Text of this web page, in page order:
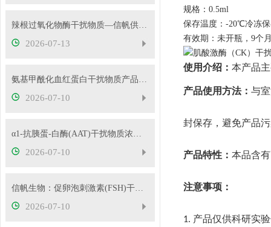
辣根过氧化物酶干扰物质—信帆供应多种浓度
2026-07-13
氨基甲酰化血红蛋白干扰物质产品使用方法
2026-07-10
α1-抗胰蛋-白酶(AAT)干扰物质浓度可根据客户要求定制
2026-07-10
信帆生物：促卵泡刺激素(FSH)干扰物质使用方法
2026-07-10
规格：0.5ml
保存温度：-20℃冷冻
有效期：未开瓶，9个
使用介绍： 本产品
产品使用方法： 与
封保存，避免产品
产品特性： 本品含
注意事项：
1. 产品仅供科研实